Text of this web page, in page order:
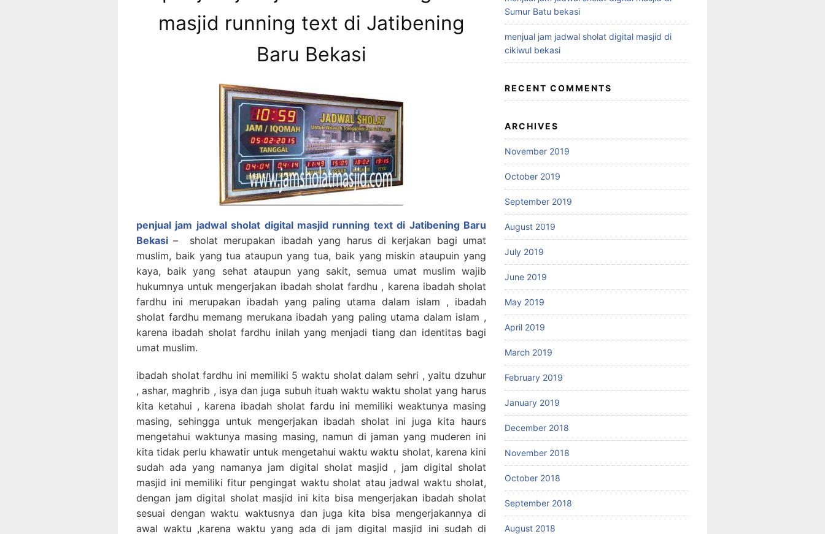
masjid running text di Jatibening
Baru Bekasi
penjual jam jadwal sholat digital masjid running text di Jatibening Baru
Bekasi– sholat merupakan ibadah yang harus di kerjakan bagi umat
muslim, baik yang tua ataupun yang tua, baik yang miskin ataupuin yang
kaya, baik yang sehat ataupun yang sakit, semua umat muslim wajib
hukumnya untuk mengerjakan ibadah sholat fardhu , karena ibadah sholat
fardhu ini merupakan ibadah yang paling utama dalam islam , ibadah
sholat fardhu memang merukana ibadah yang paling utama dalam islam ,
karena ibadah sholat fardhu inilah yang menjadi tiang dan identitas bagi
umat muslim.
ibadah sholat fardhu ini memiliki 5 waktu sholat dalam sehri , yaitu dzuhur
, ashar, maghrib , isya dan juga subuh ituah waktu waktu sholat yang harus
kita ketahui , karena ibadah sholat fardu ini memiliki weaktunya masing
masing, sehingga untuk mengerjakan ibadah sholat ini juga kita haurs
mengetahui waktunya masing masing, namun di jaman yang muderen ini
kita tidak perlu khawatir untuk mengetahui waktu waktu sholat, karena kini
sudah ada yang namanya jam digital sholat masjid , jam digital sholat
masjid ini memiliki fitur pengingat waktu sholat atau jadwal waktu sholat,
dengan jam digital sholat masjid ini kita bisa mengerjakan ibadah sholat
sesuai dengan waktu waktusnya dan juga kita bisa mengerjakannya di
awal waktu ,karena waktu yang ada di jam digital masjid ini sudah di
Sumur Batu bekasi
menjual jam jadwal sholat digital masjid di
cikiwul bekasi
RECENT COMMENTS
ARCHIVES
November 2019
October 2019
September 2019
August 2019
July 2019
June 2019
May 2019
April 2019
March 2019
February 2019
January 2019
December 2018
November 2018
October 2018
September 2018
August 2018